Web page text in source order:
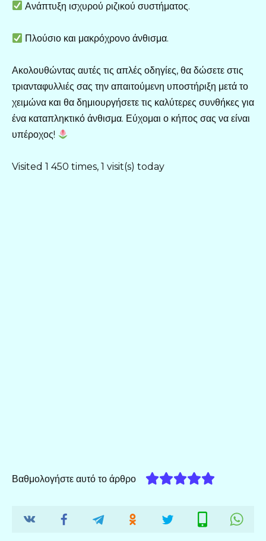
Ανάπτυξη ισχυρού ριζικού συστήματος.
Πλούσιο και μακρόχρονο άνθισμα.
Ακολουθώντας αυτές τις απλές οδηγίες, θα δώσετε στις
τριανταφυλλιές σας την απαιτούμενη υποστήριξη μετά το
χειμώνα και θα δημιουργήσετε τις καλύτερες συνθήκες για
ένα καταπληκτικό άνθισμα. Εύχομαι ο κήπος σας να είναι
υπέροχος!
Visited 1 450 times, 1 visit(s) today
Βαθμολογήστε αυτό το άρθρο